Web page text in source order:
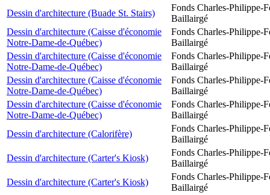
Dessin d'architecture (Buade St. Stairs)
Fonds Charles-Philippe-
Baillairgé
Dessin d'architecture (Caisse d'économie
Notre-Dame-de-Québec)
Fonds Charles-Philippe-
Baillairgé
Dessin d'architecture (Caisse d'économie
Notre-Dame-de-Québec)
Fonds Charles-Philippe-
Baillairgé
Dessin d'architecture (Caisse d'économie
Notre-Dame-de-Québec)
Fonds Charles-Philippe-
Baillairgé
Dessin d'architecture (Caisse d'économie
Notre-Dame-de-Québec)
Fonds Charles-Philippe-
Baillairgé
Dessin d'architecture (Calorifère)
Fonds Charles-Philippe-
Baillairgé
Dessin d'architecture (Carter's Kiosk)
Fonds Charles-Philippe-
Baillairgé
Dessin d'architecture (Carter's Kiosk)
Fonds Charles-Philippe-
Baillairgé